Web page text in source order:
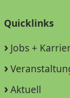
Quicklinks
Jobs +
Aktuell